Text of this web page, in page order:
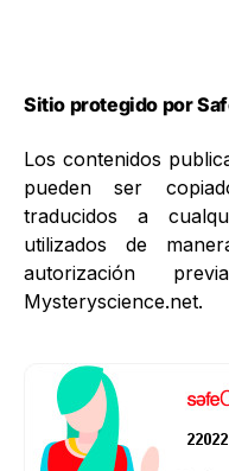
Sitio protegido por
Los contenidos
pueden ser
traducidos a
utilizados de
autorización
Mysteryscience.net.